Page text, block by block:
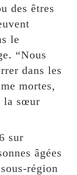
des êtres
le
“Nous
dans les
mortes,
la sœur
sur
âgées
région